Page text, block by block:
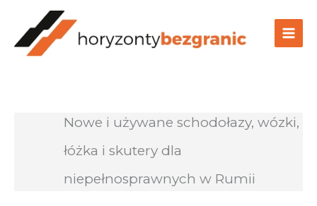
treści
Nowe i używane schodołazy, wózki,
łóżka i skutery dla
niepełnosprawnych w Rumii